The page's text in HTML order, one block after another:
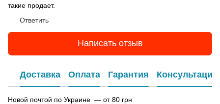
такие продает.
Ответить
Написать отзыв
Доставка Оплата Гарантия Консультация
Новой почтой по Украине — от 80 грн